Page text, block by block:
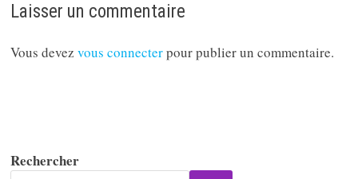
Laisser un commentaire
Vous devezvous connecterpour publier un commentaire.
Rechercher